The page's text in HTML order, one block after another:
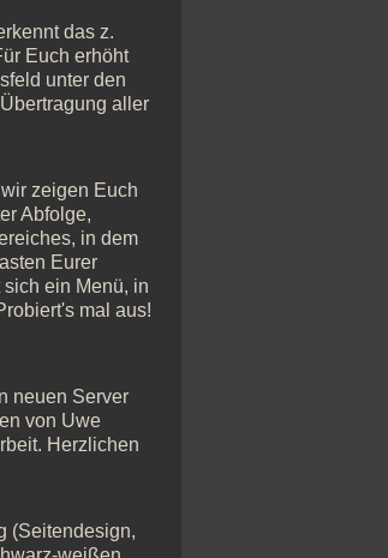
das z.
Euch erhöht
unter den
aller
zeigen Euch
Abfolge,
in dem
Eurer
ein Menü, in
mal aus!
neuen Server
von Uwe
Herzlichen
(Seitendesign,